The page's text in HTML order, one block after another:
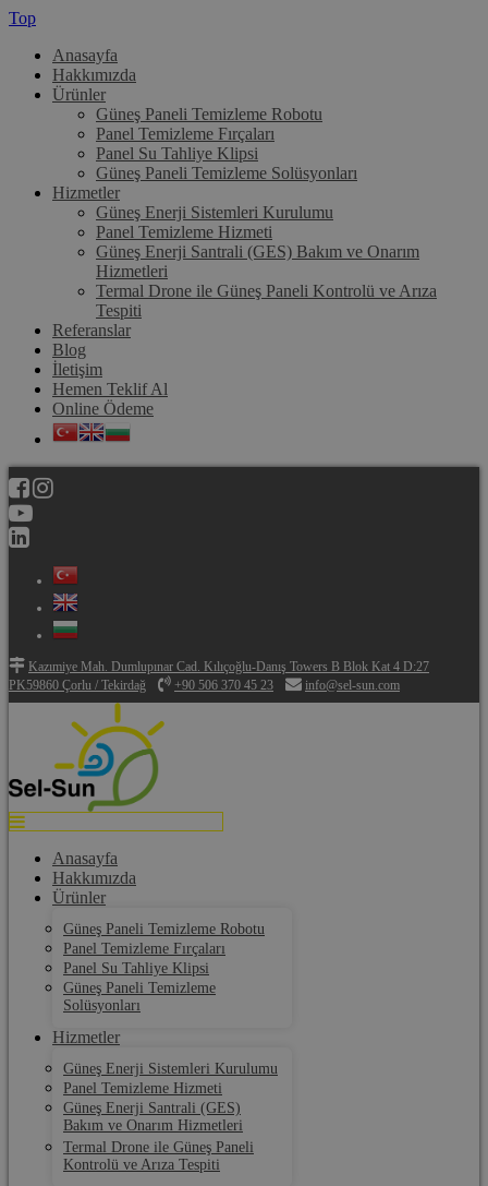
Top
Anasayfa
Hakkımızda
Ürünler
Güneş Paneli Temizleme Robotu
Panel Temizleme Fırçaları
Panel Su Tahliye Klipsi
Güneş Paneli Temizleme Solüsyonları
Hizmetler
Güneş Enerji Sistemleri Kurulumu
Panel Temizleme Hizmeti
Güneş Enerji Santrali (GES) Bakım ve Onarım
Hizmetleri
Termal Drone ile Güneş Paneli Kontrolü ve Arıza
Tespiti
Referanslar
Blog
İletişim
Hemen Teklif Al
Online Ödeme
Kazımiye Mah. Dumlupınar Cad. Kılıçoğlu-Danış Towers B Blok Kat 4 D:27
PK59860 Çorlu / Tekirdağ
+90 506 370 45 23 info@sel-sun.com
Anasayfa
Hakkımızda
Ürünler
Güneş Paneli Temizleme Robotu
Panel Temizleme Fırçaları
Panel Su Tahliye Klipsi
Güneş Paneli Temizleme
Solüsyonları
Hizmetler
Güneş Enerji Sistemleri Kurulumu
Panel Temizleme Hizmeti
Güneş Enerji Santrali (GES)
Bakım ve Onarım Hizmetleri
Termal Drone ile Güneş Paneli
Kontrolü ve Arıza Tespiti